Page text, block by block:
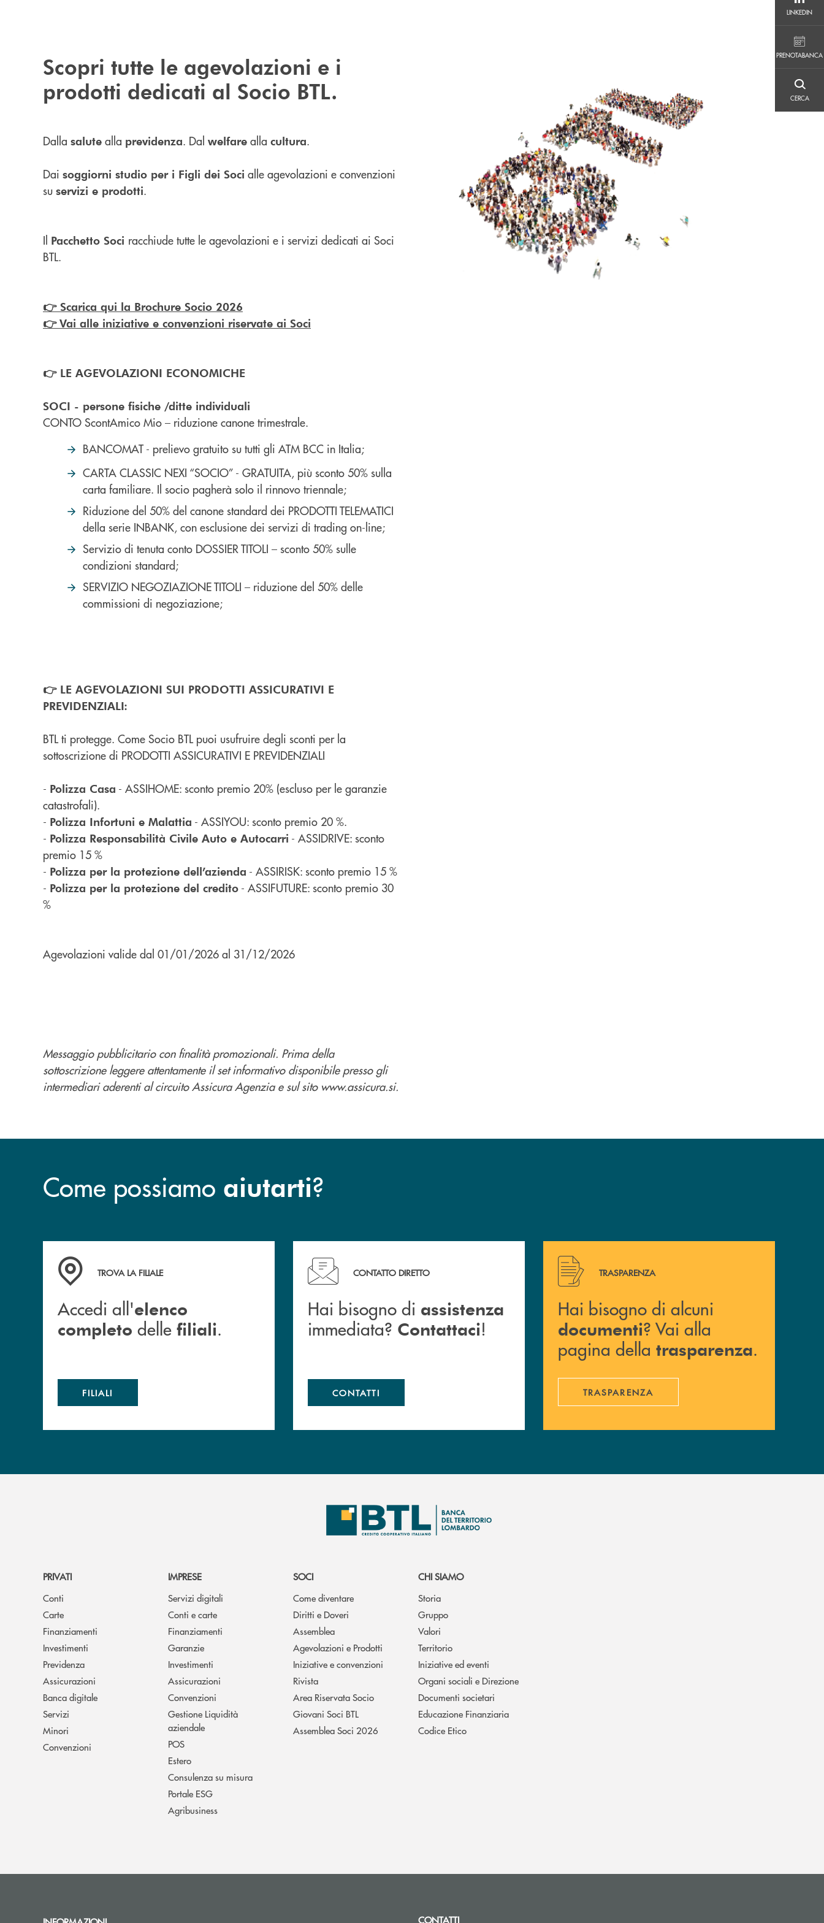
LINKEDIN
PRENOTABANCA
CERCA
Scopri tutte le agevolazioni e i
prodotti dedicati al Socio BTL.
Dalla salute alla previdenza. Dal welfare alla cultura.
Dai soggiorni studio per i Figli dei Soci alle agevolazioni e convenzioni
su servizi e prodotti.
Il Pacchetto Soci racchiude tutte le agevolazioni e i servizi dedicati ai Soci
BTL.
👉 Scarica qui la Brochure Socio 2026
👉 Vai alle iniziative e convenzioni riservate ai Soci
👉 LE AGEVOLAZIONI ECONOMICHE
SOCI - persone fisiche /ditte individuali
CONTO ScontAmico Mio – riduzione canone trimestrale.
BANCOMAT - prelievo gratuito su tutti gli ATM BCC in Italia;
CARTA CLASSIC NEXI “SOCIO” - GRATUITA, più sconto 50% sulla
carta familiare. Il socio pagherà solo il rinnovo triennale;
Riduzione del 50% del canone standard dei PRODOTTI TELEMATICI
della serie INBANK, con esclusione dei servizi di trading on-line;
Servizio di tenuta conto DOSSIER TITOLI – sconto 50% sulle
condizioni standard;
SERVIZIO NEGOZIAZIONE TITOLI – riduzione del 50% delle
commissioni di negoziazione;
👉 LE AGEVOLAZIONI SUI PRODOTTI ASSICURATIVI E
PREVIDENZIALI:
BTL ti protegge. Come Socio BTL puoi usufruire degli sconti per la
sottoscrizione di PRODOTTI ASSICURATIVI E PREVIDENZIALI
- Polizza Casa - ASSIHOME: sconto premio 20% (escluso per le garanzie
catastrofali).
- Polizza Infortuni e Malattia - ASSIYOU: sconto premio 20 %.
- Polizza Responsabilità Civile Auto e Autocarri - ASSIDRIVE: sconto
premio 15 %
- Polizza per la protezione dell’azienda - ASSIRISK: sconto premio 15 %
- Polizza per la protezione del credito - ASSIFUTURE: sconto premio 30
%
Agevolazioni valide dal 01/01/2026 al 31/12/2026
Messaggio pubblicitario con finalità promozionali. Prima della
sottoscrizione leggere attentamente il set informativo disponibile presso gli
intermediari aderenti al circuito Assicura Agenzia e sul sito www.assicura.si.
Come possiamo aiutarti?
Accedi all' elenco completo delle filiali .
TROVA LA FILIALE
Accedi all'elenco
completo delle filiali.
FILIALI
Hai bisogno di assistenza immediata? Contattaci !
CONTATTO DIRETTO
Hai bisogno di assistenza
immediata? Contattaci!
CONTATTI
Hai bisogno di alcuni documenti ? Vai alla pagina della
TRASPARENZA
Hai bisogno di alcuni
documenti? Vai alla
pagina della trasparenza.
TRASPARENZA
PRIVATI
Conti
Carte
Finanziamenti
Investimenti
Previdenza
Assicurazioni
Banca digitale
Servizi
Minori
Convenzioni
IMPRESE
Servizi digitali
Conti e carte
Finanziamenti
Garanzie
Investimenti
Assicurazioni
Convenzioni
Gestione Liquidità
aziendale
POS
Estero
Consulenza su misura
Portale ESG
Agribusiness
SOCI
Come diventare
Diritti e Doveri
Assemblea
Agevolazioni e Prodotti
Iniziative e convenzioni
Rivista
Area Riservata Socio
Giovani Soci BTL
Assemblea Soci 2026
CHI SIAMO
Storia
Gruppo
Valori
Territorio
Iniziative ed eventi
Organi sociali e Direzione
Documenti societari
Educazione Finanziaria
Codice Etico
CONTATTI